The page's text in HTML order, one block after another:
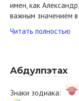
имен, как
важным значением
Читать полностью
Абдулпэтах
Знаки зодиака: